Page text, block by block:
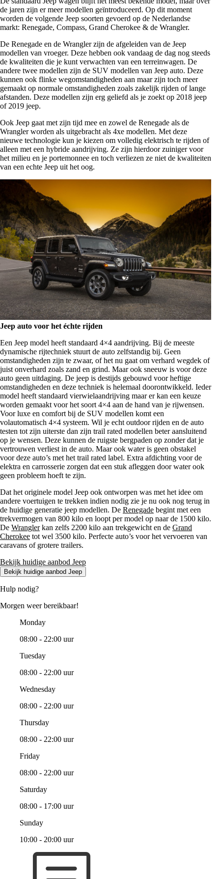
de jaren zijn er meer modellen geïntroduceerd. Op dit moment
worden de volgende Jeep soorten gevoerd op de Nederlandse
markt: Renegade, Compass, Grand Cherokee & de Wrangler.
De Renegade en de Wrangler zijn de afgeleiden van de Jeep
modellen van vroeger. Deze hebben ook vandaag de dag nog steeds
de kwaliteiten die je kunt verwachten van een terreinwagen. De
andere twee modellen zijn de SUV modellen van Jeep auto. Deze
kunnen ook flinke wegomstandigheden aan maar zijn toch meer
gemaakt op normale omstandigheden zoals zakelijk rijden of lange
afstanden. Deze modellen zijn erg geliefd als je zoekt op 2018 jeep
of 2019 jeep.
Ook Jeep gaat met zijn tijd mee en zowel de Renegade als de
Wrangler worden als uitgebracht als 4xe modellen. Met deze
nieuwe technologie kun je kiezen om volledig elektrisch te rijden of
alleen met een hybride aandrijving. Ze zijn hierdoor zuiniger voor
het milieu en je portemonnee en toch verliezen ze niet de kwaliteiten
van een echte Jeep uit het oog.
Jeep auto voor het échte rijden
Een Jeep model heeft standaard 4×4 aandrijving. Bij de meeste
dynamische rijtechniek stuurt de auto zelfstandig bij. Geen
omstandigheden zijn te zwaar, of het nu gaat om verhard wegdek of
juist onverhard zoals zand en grind. Maar ook sneeuw is voor deze
auto geen uitdaging. De jeep is destijds gebouwd voor heftige
omstandigheden en deze techniek is helemaal doorontwikkeld. Ieder
model heeft standaard vierwielaandrijving maar er kan een keuze
worden gemaakt voor het soort 4×4 aan de hand van je rijwensen.
Voor luxe en comfort bij de SUV modellen komt een
volautomatisch 4×4 systeem. Wil je echt outdoor rijden en de auto
testen tot zijn uiterste dan zijn trail rated modellen beter aansluitend
op je wensen. Deze kunnen de ruigste bergpaden op zonder dat je
vertrouwen verliest in de auto. Maar ook water is geen obstakel
voor deze auto’s met het trail rated label. Extra afdichting voor de
elektra en carrosserie zorgen dat een stuk afleggen door water ook
geen probleem hoeft te zijn.
Dat het originele model Jeep ook ontworpen was met het idee om
andere voertuigen te trekken indien nodig zie je nu ook nog terug in
de huidige generatie jeep modellen. De Renegade begint met een
trekvermogen van 800 kilo en loopt per model op naar de 1500 kilo.
De Wranglerkan zelfs 2200 kilo aan trekgewicht en de Grand
Cherokee tot wel 3500 kilo. Perfecte auto’s voor het vervoeren van
caravans of grotere trailers.
Bekijk huidige aanbod Jeep
Bekijk huidige aanbod Jeep
Hulp nodig?
Morgen weer bereikbaar!
Monday
08:00 - 22:00 uur
Tuesday
08:00 - 22:00 uur
Wednesday
08:00 - 22:00 uur
Thursday
08:00 - 22:00 uur
Friday
08:00 - 22:00 uur
Saturday
08:00 - 17:00 uur
Sunday
10:00 - 20:00 uur